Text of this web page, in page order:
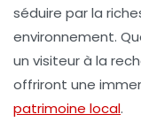
séduire par la
environnement.
un visiteur à la
offriront une
patrimoine local.